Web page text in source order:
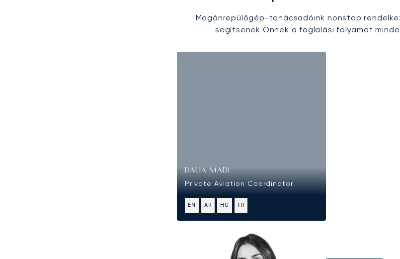
Magánrepülőgép-tanácsadóink nonstop
segítsenek Önnek a foglalási folyamat
DALIA MADI
Private Aviation Coordinator
EN AR HU FR